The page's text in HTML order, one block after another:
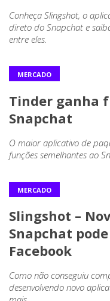
Conheça Slingshot, o
direto do Snapchat e
entre eles.
MERCADO
Tinder ganha
Snapchat
O maior aplicativo de
funções semelhantes ao
MERCADO
Slingshot –
Snapchat
Facebook
Como não conseguiu
desenvolvendo novo